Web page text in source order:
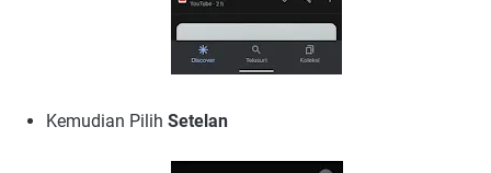
Kemudian Pilih Setelan